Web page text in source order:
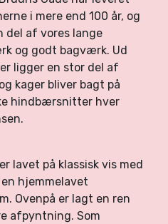
i mere end 100 år, og
af vores lange
og godt bagværk. Ud
ligger en stor del af
kager bliver bagt på
hindbærsnitter hver
lavet på klassisk vis med
hjemmelavet
Ovenpå er lagt en ren
afpyntning. Som